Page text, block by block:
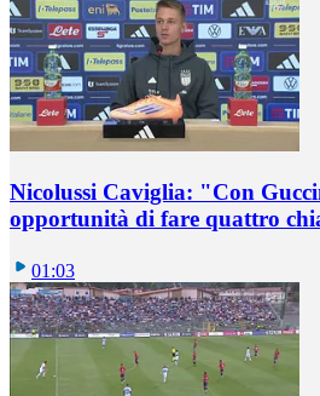
Nicolussi Caviglia: "Con
opportunità di fare quattro
01:03